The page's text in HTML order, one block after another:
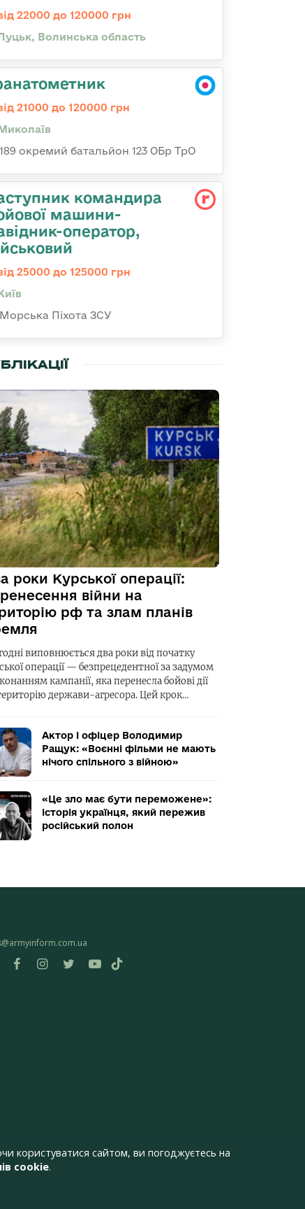
22000 до 120000 грн
Волинська область
21000 до 120000 грн
189 окремий батальйон 123 ОБр ТрО
командиpа
машини-
оператор,
25000 до 125000 грн
Морська Піхота ЗСУ
роки Курської операції:
війни на
рф та злам планів
виповнюється два роки від початку
операції — безпрецедентної за задумом
кампанії, яка перенесла бойові дії
держави-агресора. Цей крок…
Актор і офіцер Володимир
Ращук: «Воєнні фільми не мають
нічого спільного з війною»
«Це зло має бути переможене»:
історія українця, який пережив
російський полон
користуватися сайтом, ви погоджуєтесь на
cookie.